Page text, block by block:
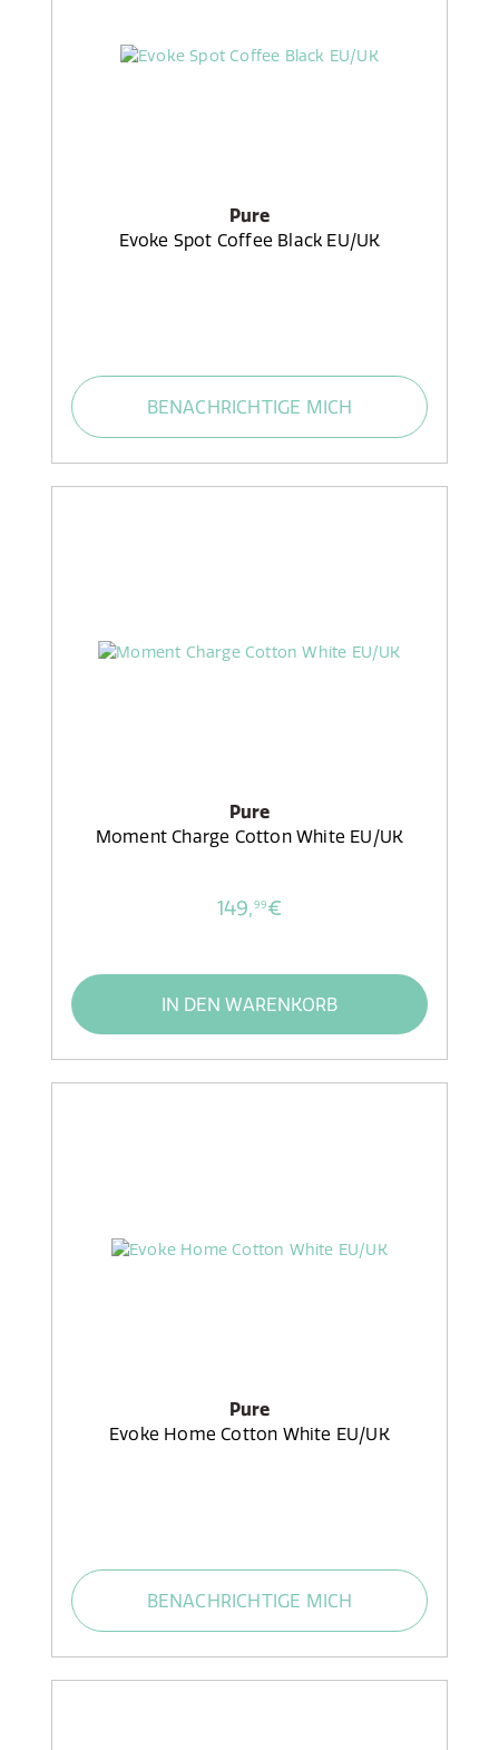
Pure
Evoke Spot Coffee Black EU/UK
BENACHRICHTIGE MICH
Pure
Moment Charge Cotton White EU/UK
149,99€
IN DEN WARENKORB
Pure
Evoke Home Cotton White EU/UK
BENACHRICHTIGE MICH